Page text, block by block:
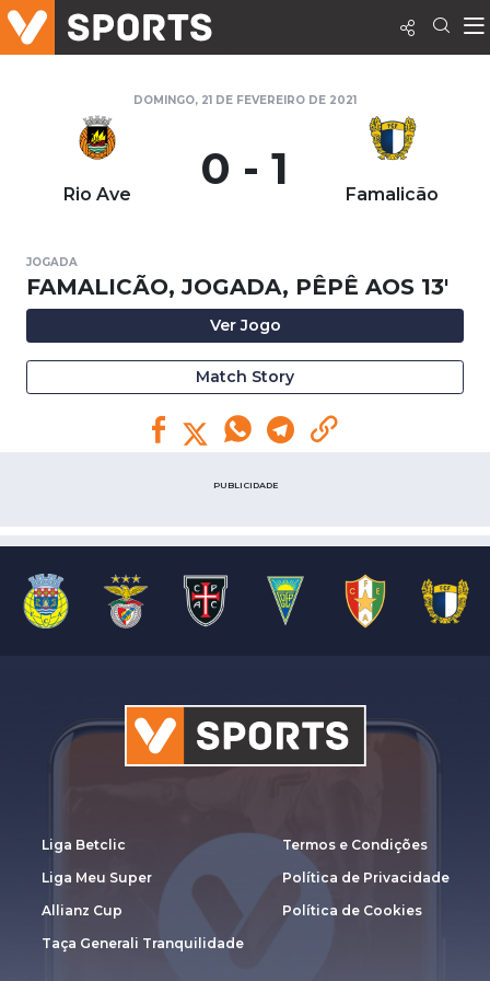
DOMINGO, 21 DE FEVEREIRO DE 2021
Rio Ave 0 - 1 Famalicão
JOGADA
FAMALICÃO, JOGADA, PÊPÊ AOS 13'
Ver Jogo
Match Story
PUBLICIDADE
Liga Betclic
Liga Meu Super
Allianz Cup
Taça Generali Tranquilidade
Termos e Condições
Política de Privacidade
Política de Cookies